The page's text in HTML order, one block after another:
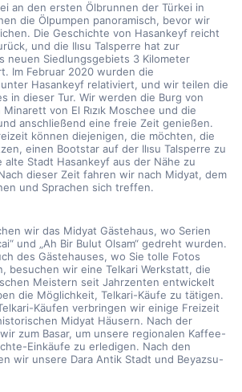
an den ersten Ölbrunnen der Türkei in
die Ölpumpen panoramisch, bevor wir
Die Geschichte von Hasankeyf reicht
und die Ilısu Talsperre hat zur
neuen Siedlungsgebiets 3 Kilometer
Im Februar 2020 wurden die
unter Hasankeyf relativiert, und wir teilen die
in dieser Tur. Wir werden die Burg von
von El Rızık Moschee und die
anschließend eine freie Zeit genießen.
können diejenigen, die möchten, die
einen Bootstar auf der Ilısu Talsperre zu
alte Stadt Hasankeyf aus der Nähe zu
dieser Zeit fahren wir nach Midyat, dem
und Sprachen sich treffen.
wir das Midyat Gästehaus, wo Serien
und „Ah Bir Bulut Olsam“ gedreht wurden.
des Gästehauses, wo Sie tolle Fotos
besuchen wir eine Telkari Werkstatt, die
Meistern seit Jahrzenten entwickelt
die Möglichkeit, Telkari-Käufe zu tätigen.
Käufen verbringen wir einige Freizeit
Midyat Häusern. Nach der
zum Basar, um unsere regionalen Kaffee-
Einkäufe zu erledigen. Nach den
wir unsere Dara Antik Stadt und Beyazsu-